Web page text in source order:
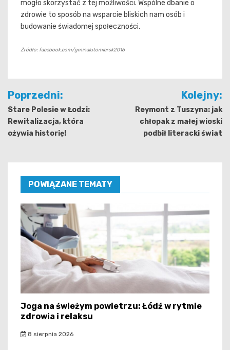
mogło skorzystać z tej możliwości. Wspólne dbanie o
zdrowie to sposób na wsparcie bliskich nam osób i
budowanie świadomej społeczności.
Źródło: facebook.com/gminalutomiersk2016
Nawigacja
wpisu
Poprzedni:
Stare Polesie w Łodzi:
Rewitalizacja, która
ożywia historię!
Kolejny:
Reymont z Tuszyna: jak
chłopak z małej wioski
podbił literacki świat
POWIĄZANE TEMATY
Joga na świeżym powietrzu: Łódź w rytmie
zdrowia i relaksu
8 sierpnia 2026